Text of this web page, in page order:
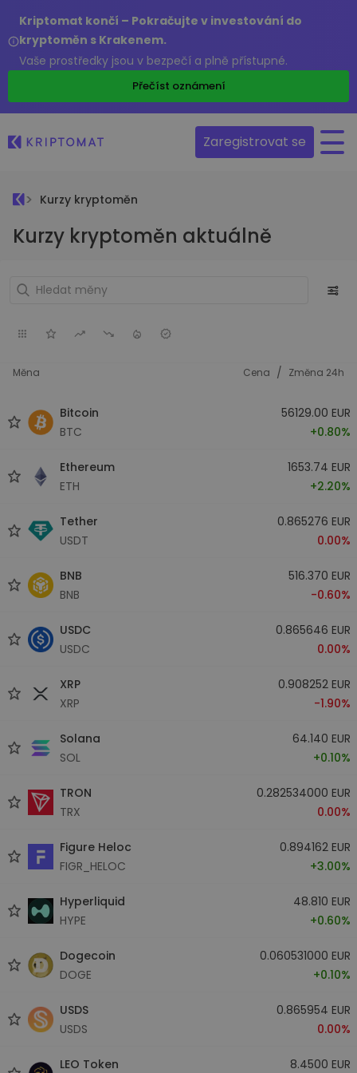
Kriptomat končí – Pokračujte v investování do
kryptoměn s Krakenem.
Vaše prostředky jsou v bezpečí a plně přístupné.
Přečíst oznámení
Zaregistrovat se
Kurzy kryptoměn
Kurzy kryptoměn aktuálně
Měna Cena / Změna 24h
Bitcoin
BTC
56129.00 EUR
+0.80%
Ethereum
ETH
1653.74 EUR
+2.20%
Tether
USDT
0.865276 EUR
0.00%
BNB
BNB
516.370 EUR
-0.60%
USDC
USDC
0.865646 EUR
0.00%
XRP
XRP
0.908252 EUR
-1.90%
Solana
SOL
64.140 EUR
+0.10%
TRON
TRX
0.282534000 EUR
0.00%
Figure Heloc
FIGR_HELOC
0.894162 EUR
+3.00%
Hyperliquid
HYPE
48.810 EUR
+0.60%
Dogecoin
DOGE
0.060531000 EUR
+0.10%
USDS
USDS
0.865954 EUR
0.00%
LEO Token
8.4500 EUR